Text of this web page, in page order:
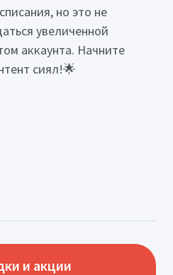
но это не
увеличенной
аккаунта. Начните
сиял!🌟
и акции